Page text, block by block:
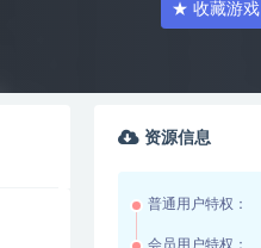
★ 收藏游戏
资源信息
普通用户特权：
会员用户特权：